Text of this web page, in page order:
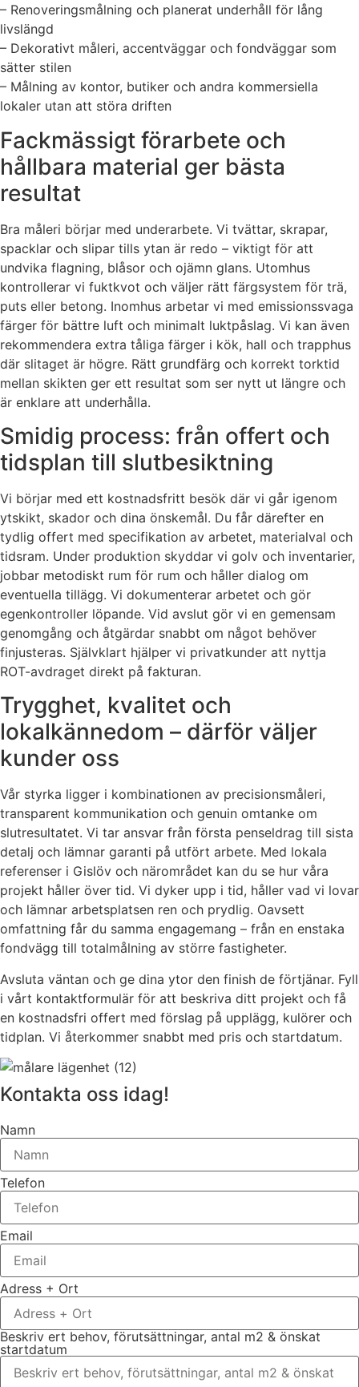
– Renoveringsmålning och planerat underhåll för lång
livslängd
– Dekorativt måleri, accentväggar och fondväggar som
sätter stilen
– Målning av kontor, butiker och andra kommersiella
lokaler utan att störa driften
Fackmässigt förarbete och
hållbara material ger bästa
resultat
Bra måleri börjar med underarbete. Vi tvättar, skrapar,
spacklar och slipar tills ytan är redo – viktigt för att
undvika flagning, blåsor och ojämn glans. Utomhus
kontrollerar vi fuktkvot och väljer rätt färgsystem för trä,
puts eller betong. Inomhus arbetar vi med emissionssvaga
färger för bättre luft och minimalt luktpåslag. Vi kan även
rekommendera extra tåliga färger i kök, hall och trapphus
där slitaget är högre. Rätt grundfärg och korrekt torktid
mellan skikten ger ett resultat som ser nytt ut längre och
är enklare att underhålla.
Smidig process: från offert och
tidsplan till slutbesiktning
Vi börjar med ett kostnadsfritt besök där vi går igenom
ytskikt, skador och dina önskemål. Du får därefter en
tydlig offert med specifikation av arbetet, materialval och
tidsram. Under produktion skyddar vi golv och inventarier,
jobbar metodiskt rum för rum och håller dialog om
eventuella tillägg. Vi dokumenterar arbetet och gör
egenkontroller löpande. Vid avslut gör vi en gemensam
genomgång och åtgärdar snabbt om något behöver
finjusteras. Självklart hjälper vi privatkunder att nyttja
ROT-avdraget direkt på fakturan.
Trygghet, kvalitet och
lokalkännedom – därför väljer
kunder oss
Vår styrka ligger i kombinationen av precisionsmåleri,
transparent kommunikation och genuin omtanke om
slutresultatet. Vi tar ansvar från första penseldrag till sista
detalj och lämnar garanti på utfört arbete. Med lokala
referenser i Gislöv och närområdet kan du se hur våra
projekt håller över tid. Vi dyker upp i tid, håller vad vi lovar
och lämnar arbetsplatsen ren och prydlig. Oavsett
omfattning får du samma engagemang – från en enstaka
fondvägg till totalmålning av större fastigheter.
Avsluta väntan och ge dina ytor den finish de förtjänar. Fyll
i vårt kontaktformulär för att beskriva ditt projekt och få
en kostnadsfri offert med förslag på upplägg, kulörer och
tidplan. Vi återkommer snabbt med pris och startdatum.
Kontakta oss idag!
Namn
Telefon
Email
Adress + Ort
Beskriv ert behov, förutsättningar, antal m2 & önskat
startdatum